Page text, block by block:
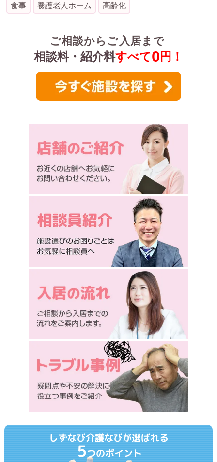
食事 養護老人ホーム 高齢化
ご相談からご入居まで
相談料・紹介料すべて0 円！
しずなび介護なびが選ばれる
5つのポイント